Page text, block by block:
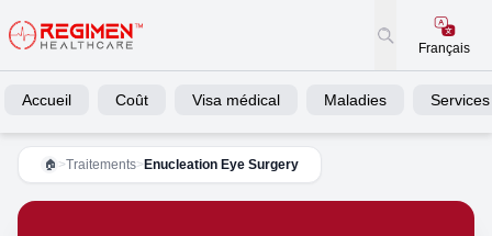
Français
Accueil Coût Visa médical Maladies Services
🏠 >Traitements> Enucleation Eye Surgery